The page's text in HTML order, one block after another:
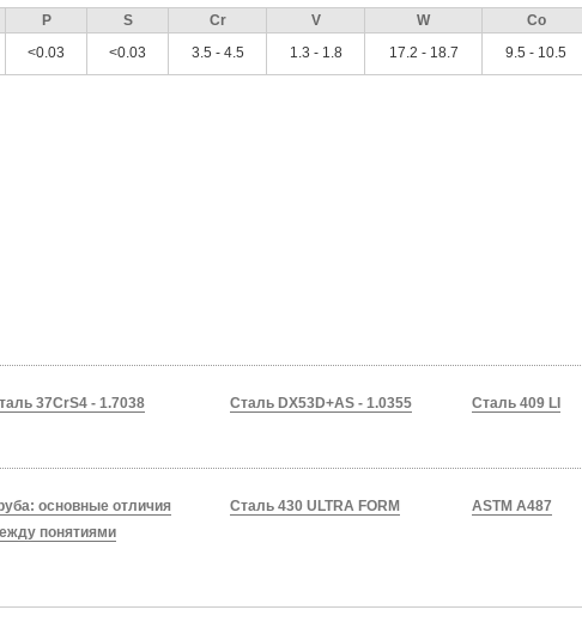
P S Cr V W Co
<0.03 <0.03 3.5 - 4.5 1.3 - 1.8 17.2 - 18.7 9.5 - 10.5
9.91 г/см3
37CrS4 - 1.7038 Сталь DX53D+AS - 1.0355 Сталь 409 LI
основные отличия
понятиями
Сталь 430 ULTRA FORM ASTM A487